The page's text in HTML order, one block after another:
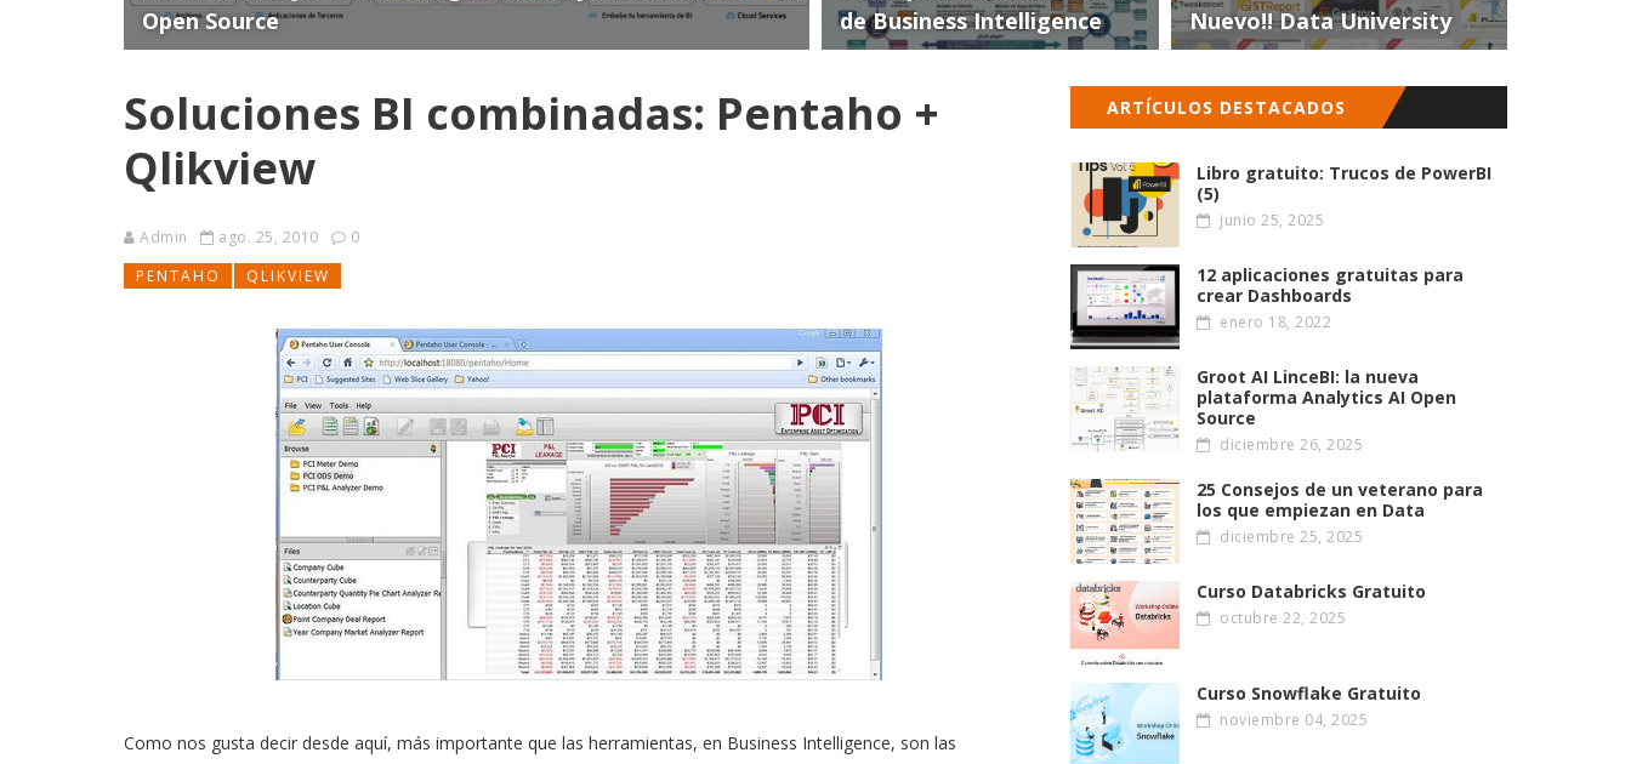
Open Source
de Business Intelligence
Nuevo!! Data University
Soluciones BI combinadas: Pentaho +
Qlikview
Admin ago. 25, 2010
0
PENTAHO
QLIKVIEW
Como nos gusta decir desde aquí, más importante que las herramientas, en Business Intelligence, son las
ARTÍCULOS DESTACADOS
Libro gratuito: Trucos de PowerBI
(5)
junio 25, 2025
12 aplicaciones gratuitas para
crear Dashboards
enero 18, 2022
Groot AI LinceBI: la nueva
plataforma Analytics AI Open
Source
diciembre 26, 2025
25 Consejos de un veterano para
los que empiezan en Data
diciembre 25, 2025
Curso Databricks Gratuito
octubre 22, 2025
Curso Snowflake Gratuito
noviembre 04, 2025